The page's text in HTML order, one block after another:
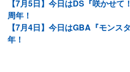
【7月5日】今日はDS『咲かせ
周年！
【7月4日】今日はGBA『モンス
年！